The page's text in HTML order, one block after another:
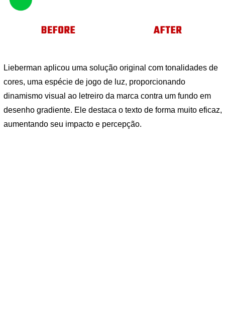
Lieberman aplicou uma solução original com tonalidades de
cores, uma espécie de jogo de luz, proporcionando
dinamismo visual ao letreiro da marca contra um fundo em
desenho gradiente. Ele destaca o texto de forma muito eficaz,
aumentando seu impacto e percepção.